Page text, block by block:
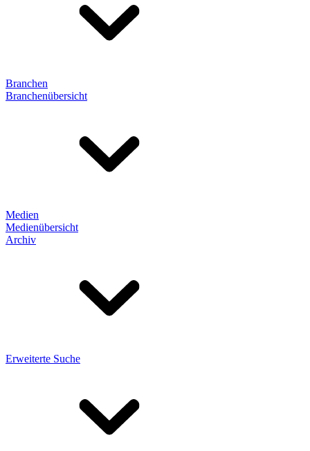
Branchen
Branchenübersicht
Medien
Medienübersicht
Archiv
Erweiterte Suche